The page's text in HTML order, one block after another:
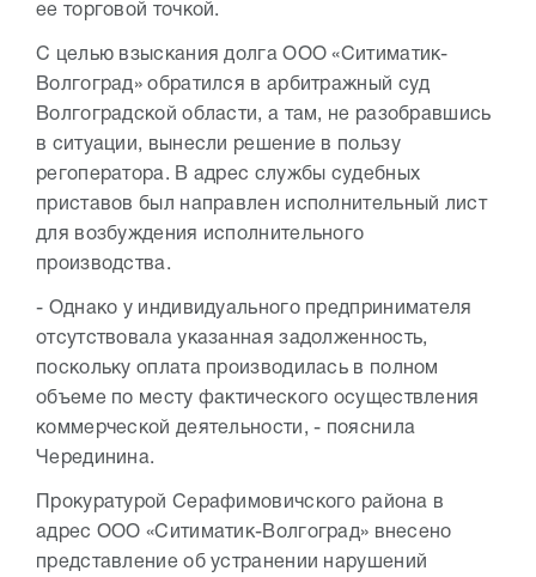
ее торговой точкой.
С целью взыскания долга ООО «Ситиматик-
Волгоград» обратился в арбитражный суд
Волгоградской области, а там, не разобравшись
в ситуации, вынесли решение в пользу
регоператора. В адрес службы судебных
приставов был направлен исполнительный лист
для возбуждения исполнительного
производства.
- Однако у индивидуального предпринимателя
отсутствовала указанная задолженность,
поскольку оплата производилась в полном
объеме по месту фактического осуществления
коммерческой деятельности, - пояснила
Черединина.
Прокуратурой Серафимовичского района в
адрес ООО «Ситиматик-Волгоград» внесено
представление об устранении нарушений